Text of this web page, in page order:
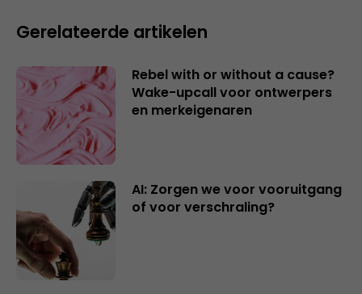
Gerelateerde artikelen
Rebel with or without a cause?
Wake-upcall voor ontwerpers
en merkeigenaren
AI: Zorgen we voor vooruitgang
of voor verschraling?